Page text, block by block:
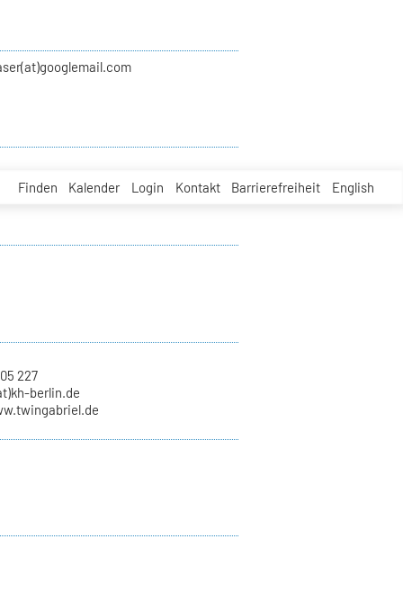
Finden Kalender Login Kontakt Barrierefreiheit English
227
berlin.de